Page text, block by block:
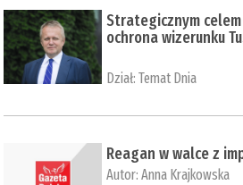
Strategicznym
ochrona wizerunku
Dział:Temat Dnia
Reagan w walce z
Autor:Anna Krajkowska